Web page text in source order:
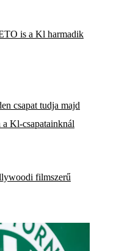
is a Kl harmadik
csapat tudja majd
Kl-csapatainknál
filmszerű